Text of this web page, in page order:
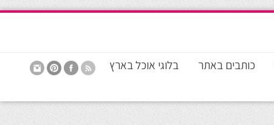
כותבים באתר בלוגי אוכל בארץ